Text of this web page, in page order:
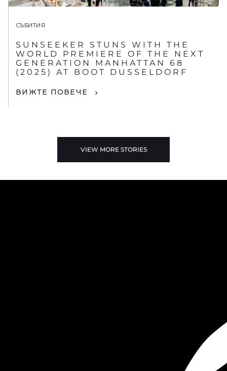
СЪБИТИЯ
SUNSEEKER STUNS WITH THE
WORLD PREMIERE OF THE NEXT
GENERATION MANHATTAN 68
(2025) AT BOOT DUSSELDORF
ВИЖТЕ ПОВЕЧЕ
VIEW MORE STORIES